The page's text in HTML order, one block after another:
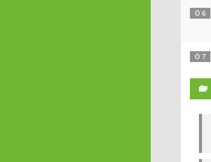
Ö 6
Ö 7